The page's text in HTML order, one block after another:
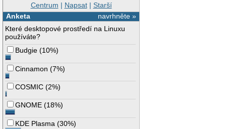
Centrum | Napsat| Starší
navrhněte »
Anketa
Které desktopové prostředí na Linuxu
používáte?
Budgie (10%)
Cinnamon (7%)
COSMIC (2%)
GNOME (18%)
KDE Plasma (30%)